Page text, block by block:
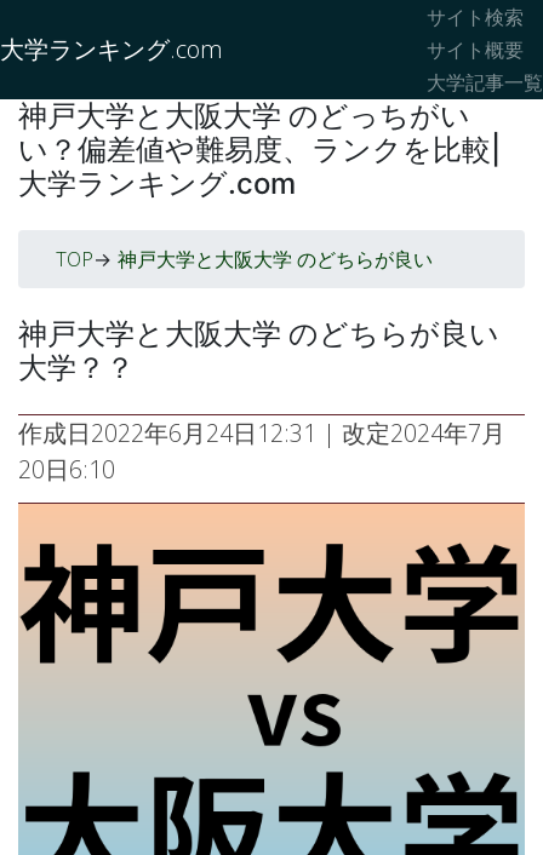
大学ランキング.com
サイト検索
サイト概要
大学記事一覧
神戸大学と大阪大学 のどっちがい
い？偏差値や難易度、ランクを比較|
大学ランキング.com
TOP-> 神戸大学と大阪大学 のどちらが良い
神戸大学と大阪大学 のどちらが良い
大学？？
作成日2022年6月24日12:31 | 改定2024年7月
20日6:10